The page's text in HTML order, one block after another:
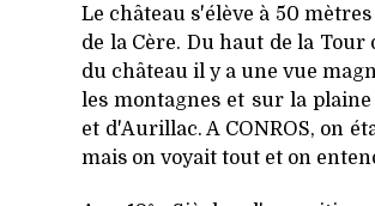
Le château s'élève à 50 mètres
de la Cère. Du haut de la Tour
du château il y a une vue
les montagnes et sur la
et d'Aurillac. A CONROS, on
mais on voyait tout et on